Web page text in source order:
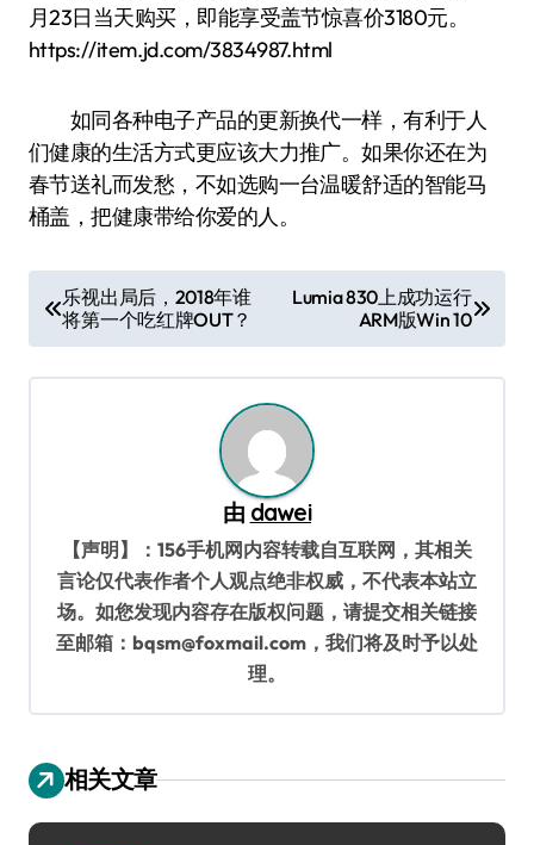
月23日当天购买，即能享受盖节惊喜价3180元。
https://item.jd.com/3834987.html
如同各种电子产品的更新换代一样，有利于人
们健康的生活方式更应该大力推广。如果你还在为
春节送礼而发愁，不如选购一台温暖舒适的智能马
桶盖，把健康带给你爱的人。
章
导
乐视出局后，2018年谁
将第一个吃红牌OUT？
Lumia 830上成功运行
ARM版Win 10
由 dawei
【声明】：156手机网内容转载自互联网，其相关
言论仅代表作者个人观点绝非权威，不代表本站立
场。如您发现内容存在版权问题，请提交相关链接
至邮箱：bqsm@foxmail.com，我们将及时予以处
理。
相关文章